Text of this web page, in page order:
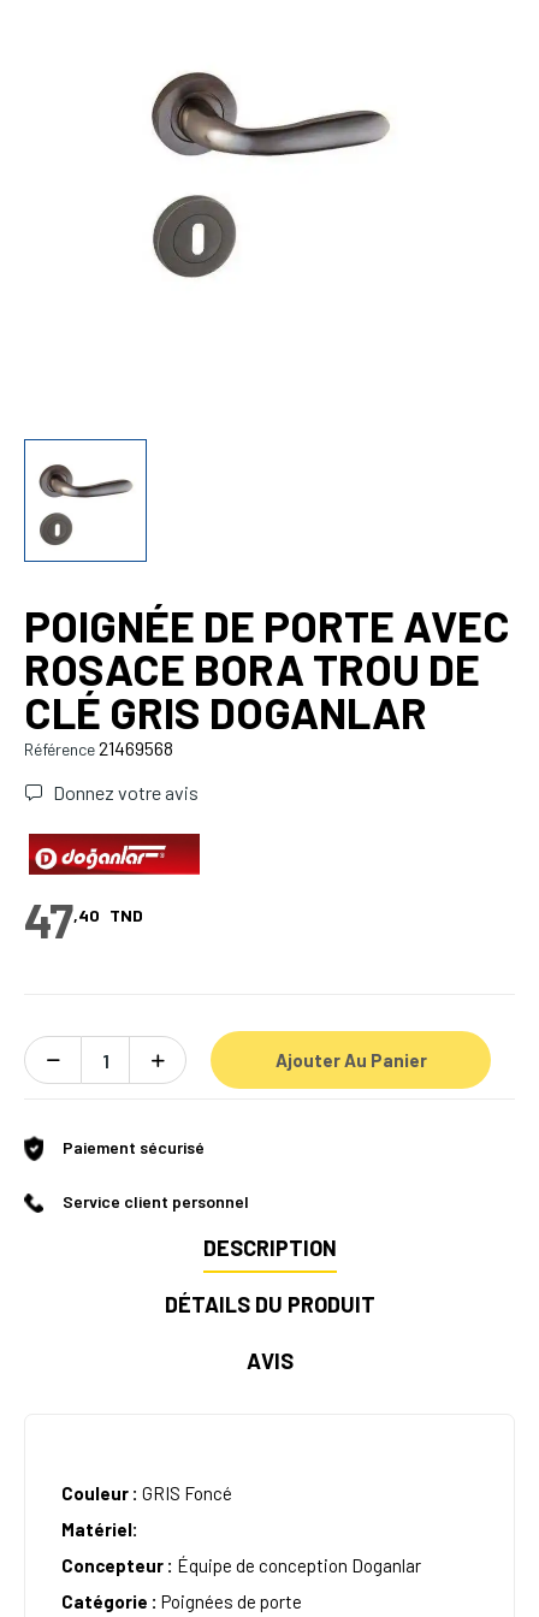
POIGNÉE DE PORTE AVEC
ROSACE BORA TROU DE
CLÉ GRIS DOGANLAR
Référence21469568
Donnez votre avis
47,40 TND
Ajouter Au Panier
Paiement sécurisé
Service client personnel
DESCRIPTION
DÉTAILS DU PRODUIT
AVIS
Couleur : GRIS Foncé
Matériel:
Concepteur : Équipe de conception Doganlar
Catégorie : Poignées de porte